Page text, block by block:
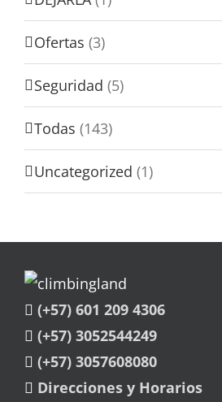
Ofertas (3)
Seguridad (5)
Todas (143)
Uncategorized (1)
(+57) 601 209 4306
(+57) 3052544249
(+57) 3057608080
Direcciones y Horarios